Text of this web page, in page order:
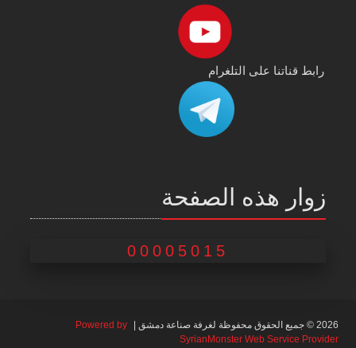
رابط قناتنا على التلغرام
زوار هذه الصفحة
00005015
2026 © جميع الحقوق محفوظة لغرفة صناعة دمشق |
Powered by
SyrianMonster Web Service Provider